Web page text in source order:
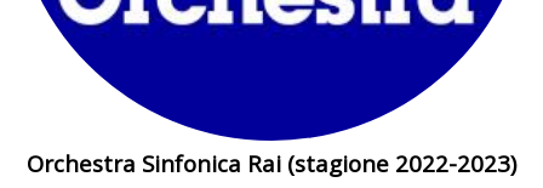
Orchestra Sinfonica Rai (stagione 2022-2023)